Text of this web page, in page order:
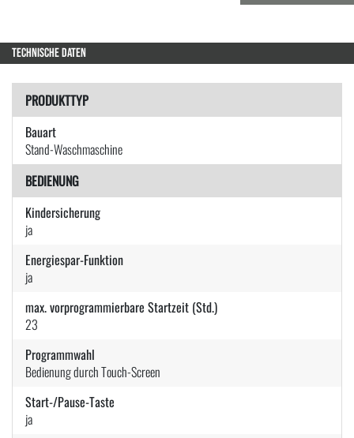
TECHNISCHE DATEN
PRODUKTTYP
Bauart
Stand-Waschmaschine
BEDIENUNG
Kindersicherung
ja
Energiespar-Funktion
ja
max. vorprogrammierbare Startzeit (Std.)
23
Programmwahl
Bedienung durch Touch-Screen
Start-/Pause-Taste
ja